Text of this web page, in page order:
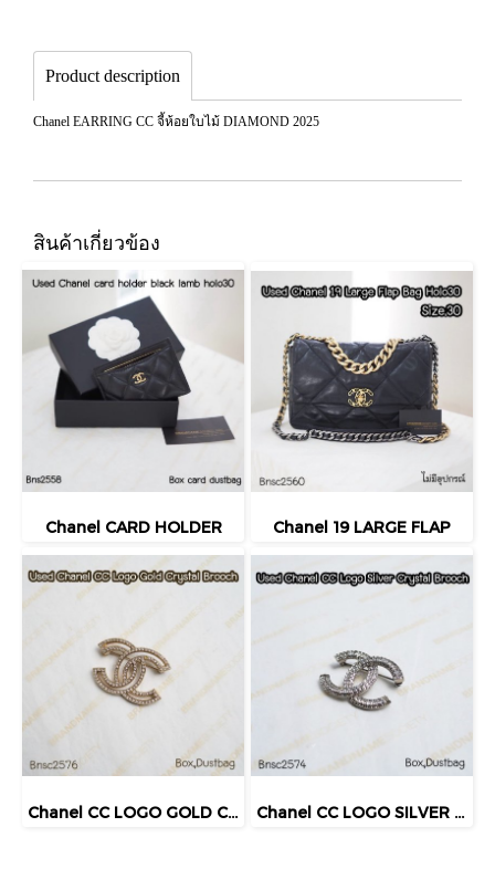
Product description
Chanel EARRING CC จี้ห้อยใบไม้ DIAMOND 2025
สินค้าเกี่ยวข้อง
Chanel CARD HOLDER Chanel 19 LARGE FLAP
Chanel CC LOGO GOLD CRYSTAL BROOCH Chanel CC LOGO SILVER CRYSTAL BROOCH